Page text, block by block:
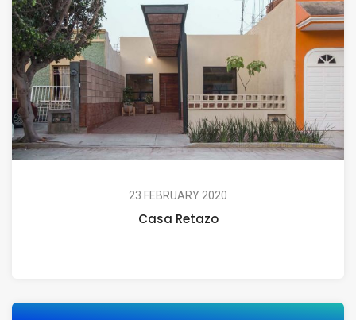
23 FEBRUARY 2020
Casa Retazo